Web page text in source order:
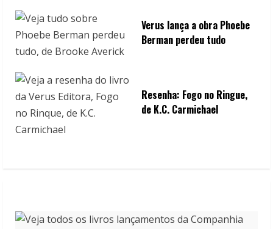
Verus lança a obra Phoebe
Berman perdeu tudo
Resenha: Fogo no Ringue,
de K.C. Carmichael